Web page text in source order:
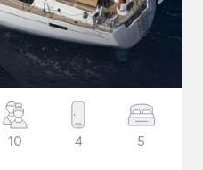
10 4 5